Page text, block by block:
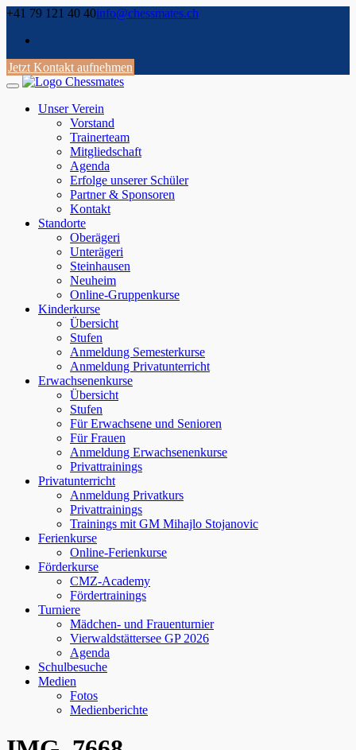
Skip
content
+41 79 121 40 40info@chessmates.ch
Jetzt Kontakt aufnehmen
Unser Verein
Vorstand
Trainerteam
Mitgliedschaft
Agenda
Erfolge unserer Schüler
Partner & Sponsoren
Kontakt
Standorte
Oberägeri
Unterägeri
Steinhausen
Neuheim
Online-Gruppenkurse
Kinderkurse
Übersicht
Stufen
Anmeldung Semesterkurse
Anmeldung Privatunterricht
Erwachsenenkurse
Übersicht
Stufen
Für Erwachsene und Senioren
Für Frauen
Anmeldung Erwachsenenkurse
Privattrainings
Privatunterricht
Anmeldung Privatkurs
Privattrainings
Trainings mit GM Mihajlo Stojanovic
Ferienkurse
Online-Ferienkurse
Förderkurse
CMZ-Academy
Fördertrainings
Turniere
Mädchen- und Frauenturnier
Vierwaldstättersee GP 2026
Agenda
Schulbesuche
Medien
Fotos
Medienberichte